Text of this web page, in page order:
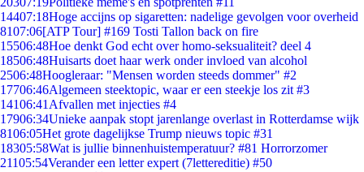
14407:18Hoge accijns op sigaretten: nadelige gevolgen voor overheid
8107:06[ATP Tour] #169 Tosti Tallon back on fire
15506:48Hoe denkt God echt over homo-seksualiteit? deel 4
18506:48Huisarts doet haar werk onder invloed van alcohol
2506:48Hoogleraar: "Mensen worden steeds dommer" #2
17706:46Algemeen steektopic, waar er een steekje los zit #3
14106:41 Afvallen met injecties #4
17906:34Unieke aanpak stopt jarenlange overlast in Rotterdamse wijk
8106:05Het grote dagelijkse Trump nieuws topic #31
18305:58Wat is jullie binnenhuistemperatuur? #81 Horrorzomer
21105:54Verander een letter expert (7lettereditie) #50